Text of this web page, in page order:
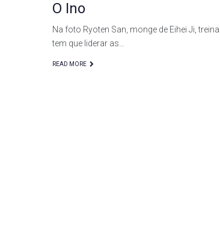
O Ino
Na foto Ryoten San, monge de Eihei Ji,
tem que liderar as…
READ MORE